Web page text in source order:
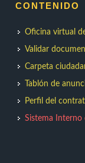
CONTENIDO
Oficina virtual
Validar
Carpeta
Tablón de
Perfil del
Sistema